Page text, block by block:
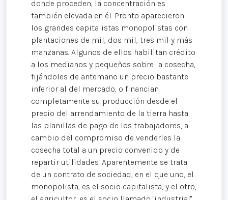
donde proceden, la concentración es
también elevada en él. Pronto aparecieron
los grandes capitalistas monopolistas con
plantaciones de mil, dos mil, tres mil y más
manzanas. Algunos de ellos habilitan crédito
a los medianos y pequeños sobre la cosecha,
fijándoles de antemano un precio bastante
inferior al del mercado, o financian
completamente su producción desde el
precio del arrendamiento de la tierra hasta
las planillas de pago de los trabajadores, a
cambio del compromiso de venderles la
cosecha total a un precio convenido y de
repartir utilidades. Aparentemente se trata
de un contrato de sociedad, en el que uno, el
monopolista, es el socio capitalista, y el otro,